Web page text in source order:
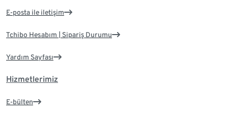
E-posta ile iletişim
Tchibo Hesabım | Sipariş Durumu
Yardım Sayfası
Hizmetlerimiz
E-bülten